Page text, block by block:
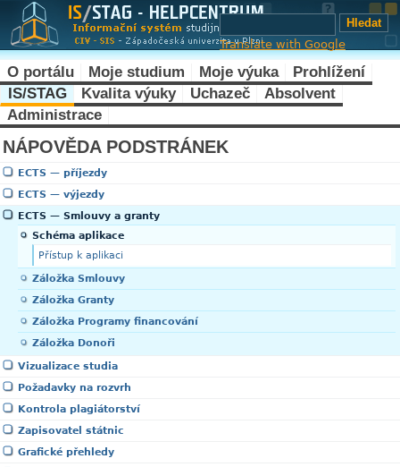
Translate with Google
O portálu Moje studium Moje výuka
Prohlížení
IS/STAG
Kvalita výuky Uchazeč
Absolvent
Administrace
NÁPOVĚDA PODSTRÁNEK
ECTS — příjezdy
ECTS — výjezdy
ECTS — Smlouvy a granty
Schéma aplikace
Přístup k aplikaci
Záložka Smlouvy
Záložka Granty
Záložka Programy financování
Záložka Donoři
Vizualizace studia
Požadavky na rozvrh
Kontrola plagiátorství
Zapisovatel státnic
Grafické přehledy